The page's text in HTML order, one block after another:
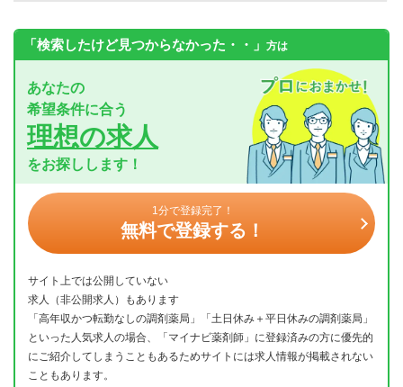
「検索したけど見つからなかった・・」 方は
あなたの
希望条件に合う
理想の求人
をお探しします！
1分で登録完了！
無料で登録する！
サイト上では公開していない
求人（非公開求人）もあります
「高年収かつ転勤なしの調剤薬局」「土日休み＋平日休みの調剤薬局」
といった人気求人の場合、「マイナビ薬剤師」に登録済みの方に優先的
にご紹介してしまうこともあるためサイトには求人情報が掲載されない
こともあります。